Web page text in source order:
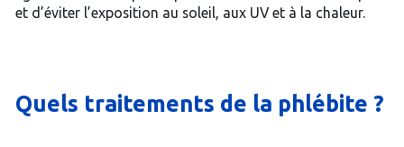
et d’éviter l’exposition au soleil, aux UV et à la chaleur.
Quels traitements de la phlébite ?